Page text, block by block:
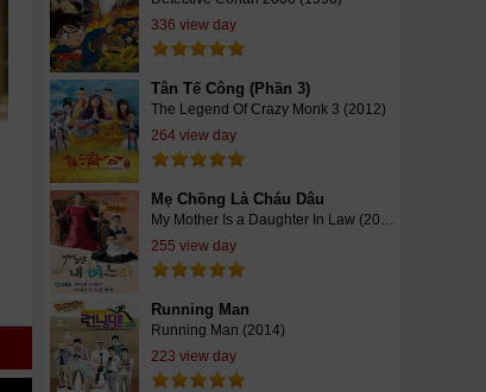
336 view day
Tân Tế Công (Phần 3)
The Legend Of Crazy Monk 3 (2012)
264 view day
Mẹ Chồng Là Cháu Dâu
My Mother Is a Daughter In Law (2015)
255 view day
Running Man
Running Man (2014)
223 view day